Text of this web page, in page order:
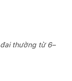
thường từ 6–